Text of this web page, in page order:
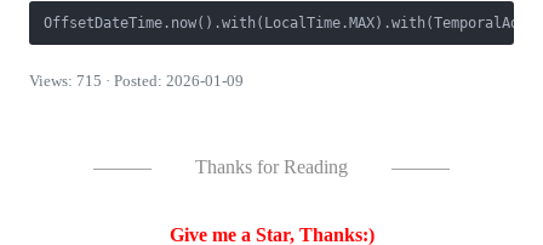
Views: 715 · Posted: 2026-01-09
——— Thanks for Reading ———
Give me a Star, Thanks:)